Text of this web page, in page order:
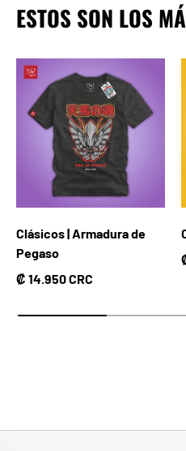
ESTOS SON LOS
Clásicos | Armadura de
Pegaso
Precio normal
₡ 14.950 CRC